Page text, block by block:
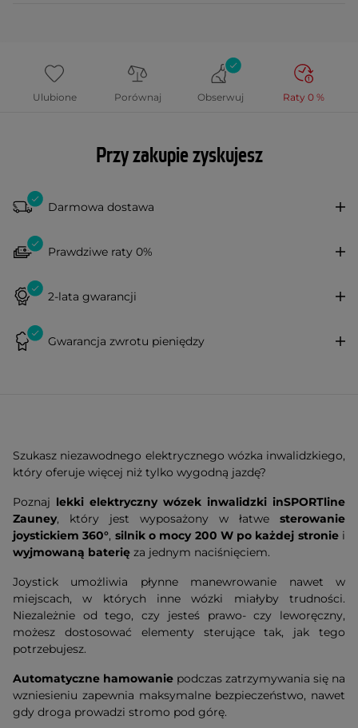
Ulubione Porównaj Obserwuj Raty 0 %
Przy zakupie zyskujesz
Darmowa dostawa
Prawdziwe raty 0%
2-lata gwarancji
Gwarancja zwrotu pieniędzy
Szukasz niezawodnego elektrycznego wózka inwalidzkiego,
który oferuje więcej niż tylko wygodną jazdę?
Poznaj lekki elektryczny wózek inwalidzki inSPORTline
Zauney, który jest wyposażony w łatwe sterowanie
joystickiem 360°, silnik o mocy 200 W po każdej stroniei
wyjmowaną baterię za jednym naciśnięciem.
Joystick umożliwia płynne manewrowanie nawet w
miejscach, w których inne wózki miałyby trudności.
Niezależnie od tego, czy jesteś prawo- czy leworęczny,
możesz dostosować elementy sterujące tak, jak tego
potrzebujesz.
Automatyczne hamowanie podczas zatrzymywania się na
wzniesieniu zapewnia maksymalne bezpieczeństwo, nawet
gdy droga prowadzi stromo pod górę.